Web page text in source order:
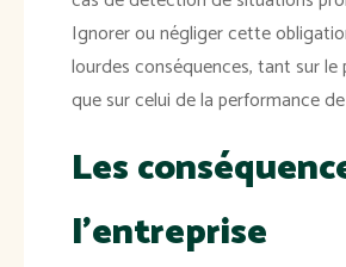
Ignorer ou négliger cette
lourdes conséquences, tant sur le
que sur celui de la performance
Les
l'entreprise